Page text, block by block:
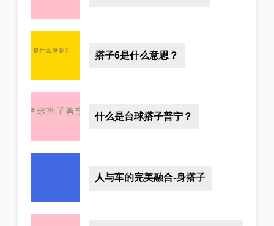
搭子6是什么意思？
什么是台球搭子普宁？
人与车的完美融合-身搭子